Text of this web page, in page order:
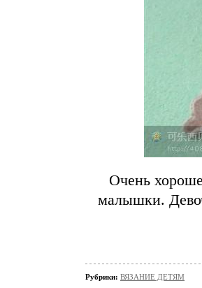
Очень
малышки.
Рубрики: ВЯЗАНИЕ ДЕТЯМ